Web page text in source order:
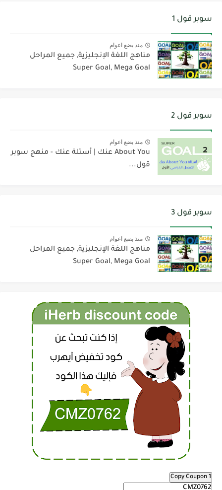
سوبر قول 1
منذ بضع اعوام
مناهج اللغة الإنجليزية, جميع المراحل
Super Goal, Mega Goal
سوبر قول 2
منذ بضع اعوام
About You عنك | أسئلة عنك - منهج سوبر
قول...
سوبر قول 3
منذ بضع اعوام
مناهج اللغة الإنجليزية, جميع المراحل
Super Goal, Mega Goal
Copy Coupon 1